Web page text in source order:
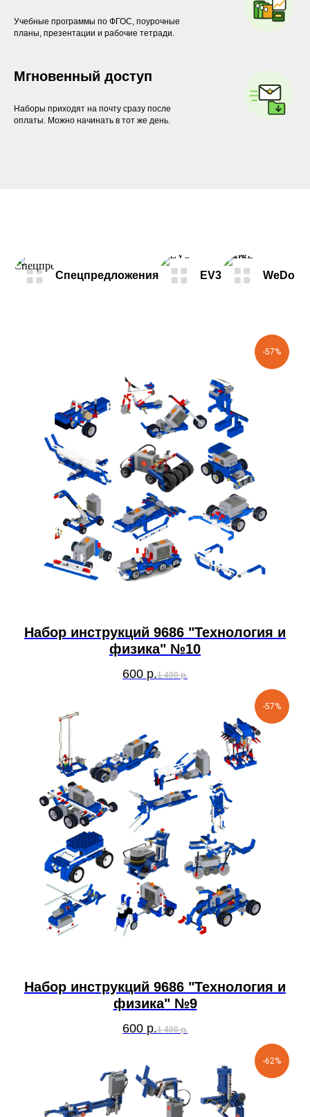
Учебные программы по ФГОС, поурочные
планы, презентации и рабочие тетради.
Мгновенный доступ
Наборы приходят на почту сразу после
оплаты. Можно начинать в тот же день.
Спецпредложения EV3 WeDo
-57%
Набор инструкций 9686 "Технология и
физика" №10
600 р.1 400 р.
-57%
Набор инструкций 9686 "Технология и
физика" №9
600 р.1 400 р.
-62%